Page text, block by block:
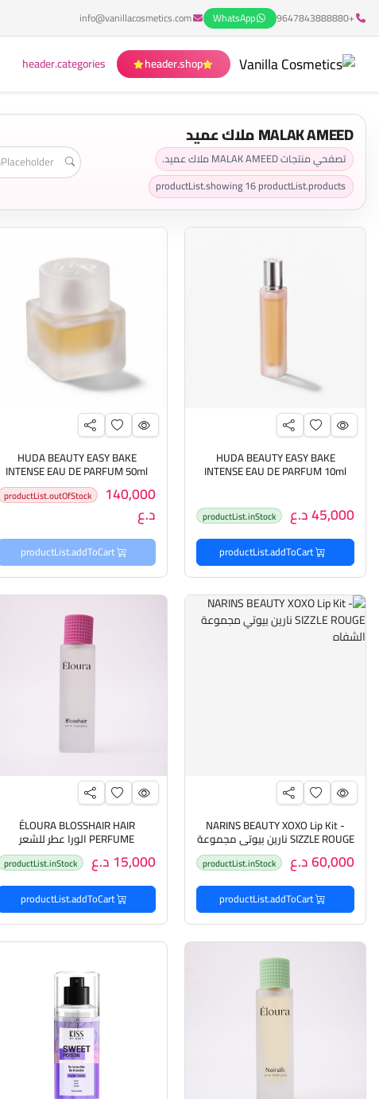
+9647843888880
WhatsApp
info@vanillacosmetics.com
header.shop
header.categories
MALAK AMEED ملاك عميد
تصفحي منتجات MALAK AMEED ملاك عميد.
productList.showing16productList.products
HUDA BEAUTY EASY BAKE
INTENSE EAU DE PARFUM 10ml
45,000 د.ع productList.inStock
productList.addToCart
HUDA BEAUTY EASY BAKE
INTENSE EAU DE PARFUM 50ml
هدى بيوتي عطر للجنسين140,000
د.ع
productList.outOfStock
productList.addToCart
NARINS BEAUTY XOXO Lip Kit -
SIZZLE ROUGE نارين بيوتي مجموعة
الشفاه 60,000 د.ع productList.inStock
productList.addToCart
ÉLOURA BLOSSHAIR HAIR
PERFUME الورا عطر للشعر
15,000 د.ع productList.inStock
productList.addToCart